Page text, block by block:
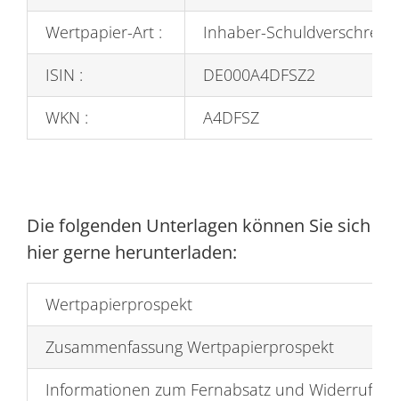
Wertpapier-Art :
Inhaber-
ISIN :
DE000A4DFSZ2
WKN :
A4DFSZ
Die folgenden Unterlagen können Sie sich
hier gerne herunterladen:
Wertpapierprospekt
Zusammenfassung Wertpapierprospekt
Informationen zum Fernabsatz und